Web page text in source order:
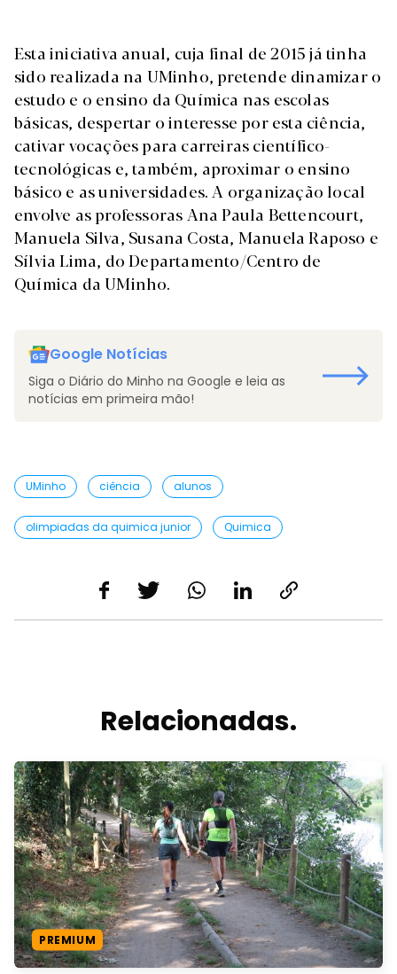
Esta iniciativa anual, cuja final de 2015 já tinha
sido realizada na UMinho, pretende dinamizar o
estudo e o ensino da Química nas escolas
básicas, despertar o interesse por esta ciência,
cativar vocações para carreiras científico-
tecnológicas e, também, aproximar o ensino
básico e as universidades. A organização local
envolve as professoras Ana Paula Bettencourt,
Manuela Silva, Susana Costa, Manuela Raposo e
Sílvia Lima, do Departamento/Centro de
Química da UMinho.
Google Notícias
Siga o Diário do Minho na Google e leia as
notícias em primeira mão!
UMinho ciência alunos
olimpiadas da quimica junior Quimica
Relacionadas.
PREMIUM